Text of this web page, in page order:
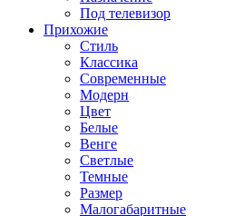
Под телевизор
Прихожие
Стиль
Классика
Современные
Модерн
Цвет
Белые
Венге
Светлые
Темные
Размер
Малогабаритные